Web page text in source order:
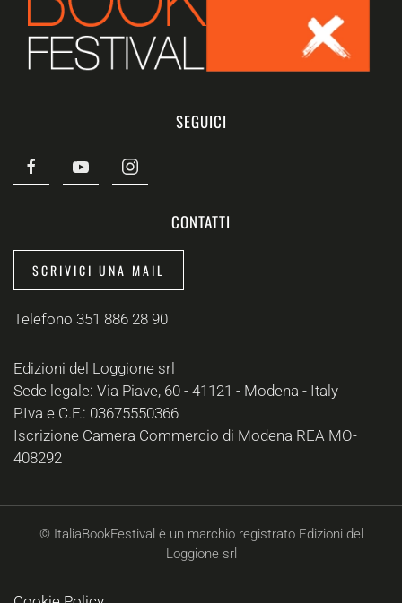
SEGUICI
CONTATTI
SCRIVICI UNA MAIL
Telefono 351 886 28 90
Edizioni del Loggione srl
Sede legale: Via Piave, 60 - 41121 - Modena - Italy
P.Iva e C.F.: 03675550366
Iscrizione Camera Commercio di Modena REA MO-
408292
© ItaliaBookFestival è un marchio registrato Edizioni del
Loggione srl